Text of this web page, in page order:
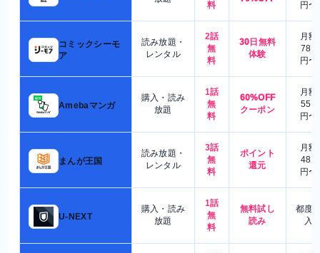
料
円〜
コミックシーモ
ア
読み放題・
レンタル
2話
無
料
30日無料
体験
月額
780
円〜
Amebaマンガ
購入・読み
放題
1話
無
料
60%OFF
クーポン
月額
550
円〜
まんが王国
読み放題・
レンタル
3話
無
料
ポイント
還元
月額
480
円〜
U-NEXT
購入・読み
放題
1話
無
料
無料試し
読み
都度
入